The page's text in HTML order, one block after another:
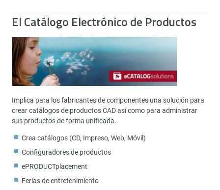
El Catálogo Electrónico de Productos
Implica para los fabricantes de componentes una solución para
crear catálogos de productos CAD así como para administrar
sus productos de forma unificada.
Crea catálogos (CD, Impreso, Web, Móvil)
Configuradores de productos
ePRODUCTplacement
Ferias de entretenimiento